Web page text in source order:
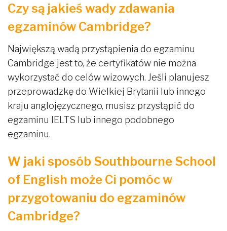
Czy są jakieś wady zdawania
egzaminów Cambridge?
Największą wadą przystąpienia do egzaminu
Cambridge jest to, że certyfikatów nie można
wykorzystać do celów wizowych. Jeśli planujesz
przeprowadzkę do Wielkiej Brytanii lub innego
kraju anglojęzycznego, musisz przystąpić do
egzaminu IELTS lub innego podobnego
egzaminu.
W jaki sposób Southbourne School
of English może Ci pomóc w
przygotowaniu do egzaminów
Cambridge?